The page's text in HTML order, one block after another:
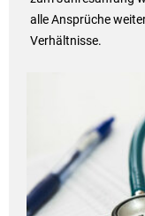
alle Ansprüche
Verhältnisse.